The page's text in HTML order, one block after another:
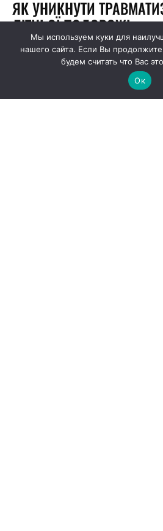
Мы используем куки для
нашего сайта. Если Вы
будем считать что Вас
Ок